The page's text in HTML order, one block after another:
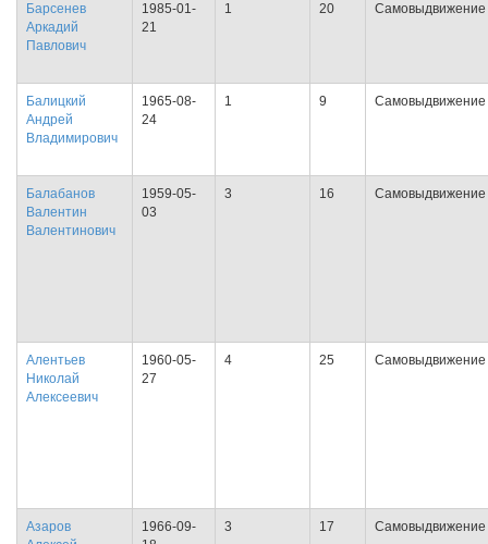
Барсенев
Аркадий
Павлович
1985-01-
21
1 20 Самовыдвижение
Балицкий
Андрей
Владимирович
1965-08-
24
1 9 Самовыдвижение
Балабанов
Валентин
Валентинович
1959-05-
03
3 16 Самовыдвижение
Алентьев
Николай
Алексеевич
1960-05-
27
4 25 Самовыдвижение
Азаров
1966-09-
3 17 Самовыдвижение